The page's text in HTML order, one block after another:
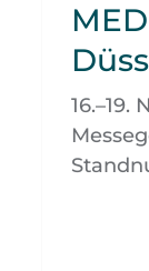
16.–19.